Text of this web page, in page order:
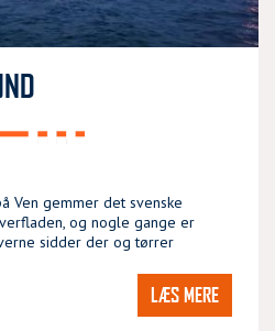
Ven gemmer det svenske
og nogle gange er
sidder der og tørrer
LÆS MERE